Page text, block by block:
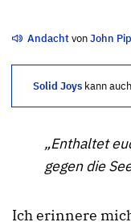
AndachtvonJohn
Solid Joyskann
„Enthaltet
gegen die
Ich erinnere